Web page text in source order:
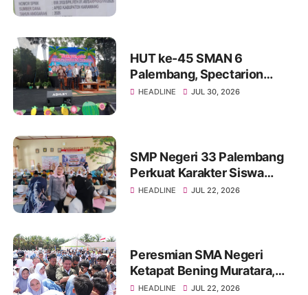
HUT ke-45 SMAN 6
Palembang, Spectarion
2026 Jadi Wadah Lahinya
HEADLINE JUL 30, 2026
SMP Negeri 33 Palembang
Perkuat Karakter Siswa
Lewat Edukasi Memahami,
HEADLINE JUL 22, 2026
Peresmian SMA Negeri
Ketapat Bening Muratara,
Harapan Baru Pendidikan di
HEADLINE JUL 22, 2026